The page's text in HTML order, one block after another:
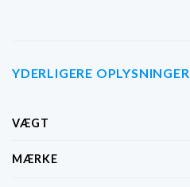
YDERLIGERE OPLYSNINGER
VÆGT
MÆRKE